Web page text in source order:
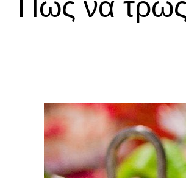
Πώς να τρως